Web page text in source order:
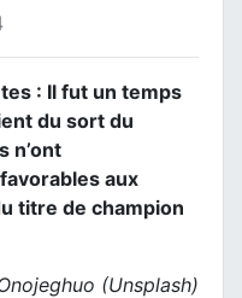
: Il fut un temps
du sort du
n’ont
aux
titre de champion
(Unsplash)